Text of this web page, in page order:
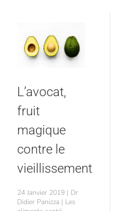
L’avocat,
fruit
magique
contre le
vieillissement
24 Janvier 2019 | Dr
Didier Panizza | Les